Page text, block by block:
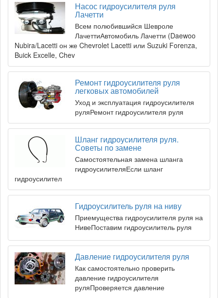
Насос гидроусилителя руля
Лачетти
Всем полюбившийся Шевроле
ЛачеттиАвтомобиль Лачетти (Daewoo
Nubira/Lacetti он же Chevrolet Lacetti или Suzuki Forenza,
Buick Excelle, Chev
Ремонт гидроусилителя руля
легковых автомобилей
Уход и эксплуатация гидроусилителя
руляРемонт гидроусилителя руля
Шланг гидроусилителя руля.
Советы по замене
Самостоятельная замена шланга
гидроусилителяЕсли шланг
гидроусилител
Гидроусилитель руля на ниву
Приемущества гидроусилителя руля на
НивеПоставим гидроусилитель руля
Давление гидроусилителя руля
Как самостоятельно проверить
давление гидроусилителя
руляПроверяется давление